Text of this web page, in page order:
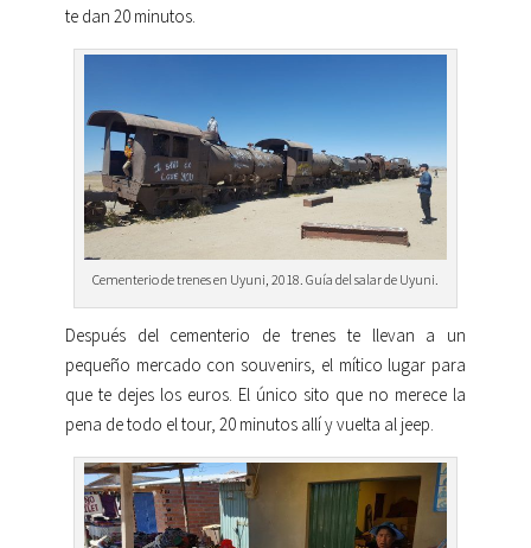
te dan 20 minutos.
Cementerio de trenes en Uyuni, 2018. Guía del salar de Uyuni.
Después del cementerio de trenes te llevan a un
pequeño mercado con souvenirs, el mítico lugar para
que te dejes los euros. El único sito que no merece la
pena de todo el tour, 20 minutos allí y vuelta al jeep.